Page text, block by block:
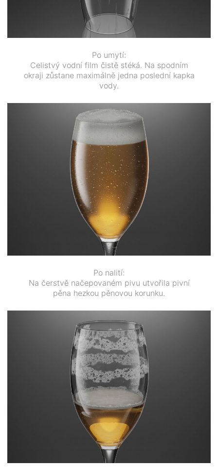
Po umytí:
Celistvý vodní film čistě stéká. Na spodním
okraji zůstane maximálně jedna poslední kapka
vody.
Po nalití:
Na čerstvě načepovaném pivu utvořila pivní
pěna hezkou pěnovou korunku.